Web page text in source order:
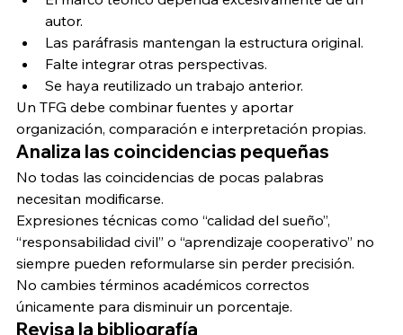
autor.
Las paráfrasis mantengan la estructura original.
Falte integrar otras perspectivas.
Se haya reutilizado un trabajo anterior.
Un TFG debe combinar fuentes y aportar
organización, comparación e interpretación propias.
Analiza las coincidencias pequeñas
No todas las coincidencias de pocas palabras
necesitan modificarse.
Expresiones técnicas como “calidad del sueño”,
“responsabilidad civil” o “aprendizaje cooperativo” no
siempre pueden reformularse sin perder precisión.
No cambies términos académicos correctos
únicamente para disminuir un porcentaje.
Revisa la bibliografía